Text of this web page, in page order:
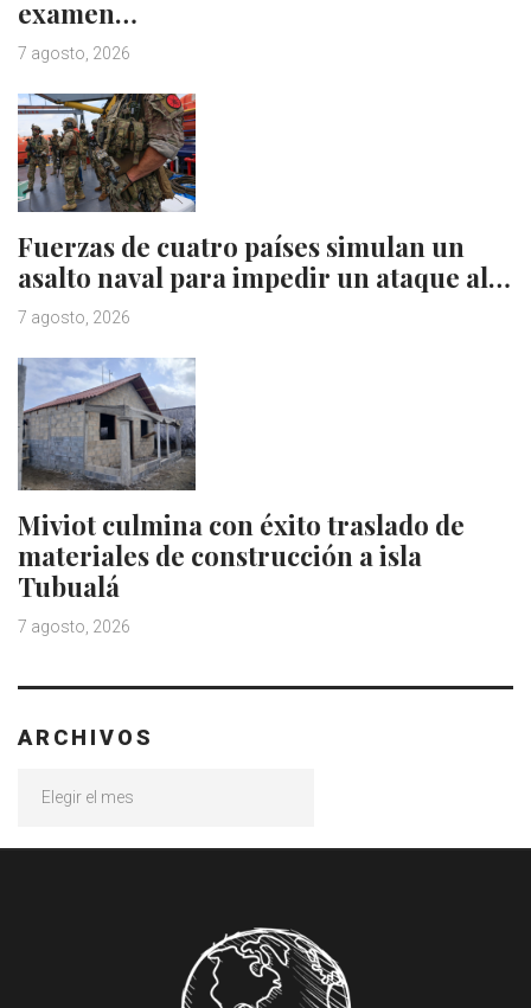
examen…
7 agosto, 2026
Fuerzas de cuatro países simulan un
asalto naval para impedir un ataque al…
7 agosto, 2026
Miviot culmina con éxito traslado de
materiales de construcción a isla
Tubualá
7 agosto, 2026
ARCHIVOS